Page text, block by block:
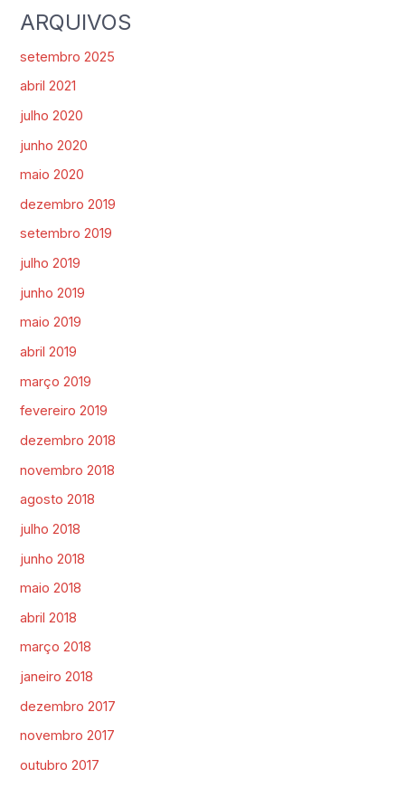
ARQUIVOS
setembro 2025
abril 2021
julho 2020
junho 2020
maio 2020
dezembro 2019
setembro 2019
julho 2019
junho 2019
maio 2019
abril 2019
março 2019
fevereiro 2019
dezembro 2018
novembro 2018
agosto 2018
julho 2018
junho 2018
maio 2018
abril 2018
março 2018
janeiro 2018
dezembro 2017
novembro 2017
outubro 2017